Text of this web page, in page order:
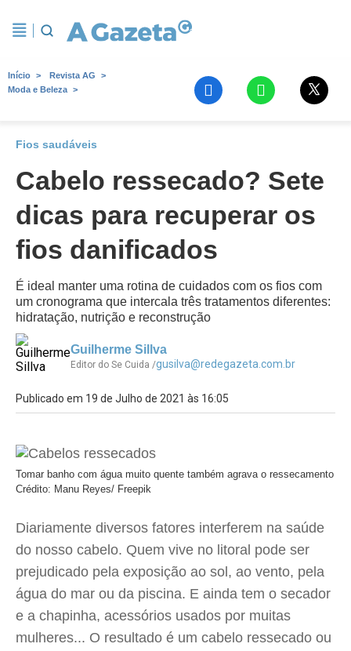
Início
Revista AG
Moda e Beleza
Fios saudáveis
Cabelo ressecado? Sete
dicas para recuperar os
fios danificados
É ideal manter uma rotina de cuidados com os fios com
um cronograma que intercala três tratamentos diferentes:
hidratação, nutrição e reconstrução
Guilherme Sillva
Editor do Se Cuida /gusilva@redegazeta.com.br
Publicado em 19 de Julho de 2021 às 16:05
Tomar banho com água muito quente também agrava o ressecamento
Crédito: Manu Reyes/ Freepik
Diariamente diversos fatores interferem na saúde
do nosso cabelo. Quem vive no litoral pode ser
prejudicado pela exposição ao sol, ao vento, pela
água do mar ou da piscina. E ainda tem o secador
e a chapinha, acessórios usados por muitas
mulheres... O resultado é um cabelo ressecado ou